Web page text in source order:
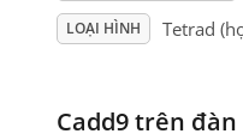
LOẠI HÌNH Tetrad
Cadd9 trên